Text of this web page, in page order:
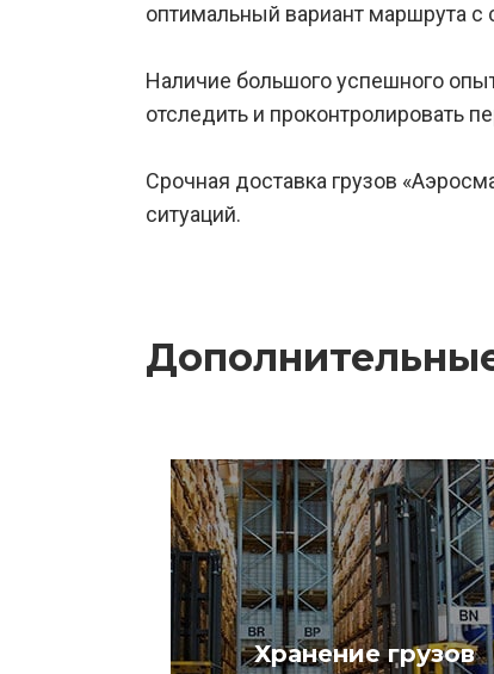
оптимальный вариант маршрута
Наличие большого успешного
отследить и проконтролировать
Срочная доставка грузов
ситуаций.
Хранение грузов